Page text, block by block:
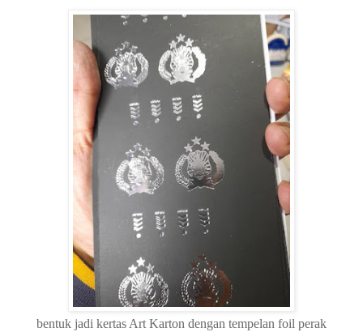
bentuk jadi kertas Art Karton dengan tempelan foil perak